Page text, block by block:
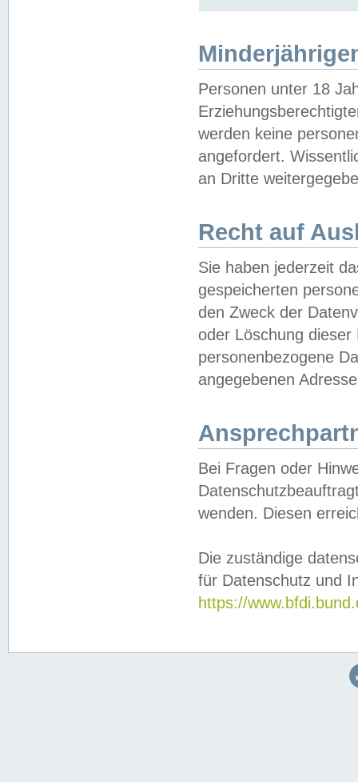
Personen unter 18
werden keine
angefordert.
an Dritte
Recht auf
Sie haben jederzeit
gespeicherten
den Zweck der
oder Löschung
personenbezogene
angegebenen
Bei Fragen oder
wenden. Diesen
Die zuständige
für Datenschutz und
https://